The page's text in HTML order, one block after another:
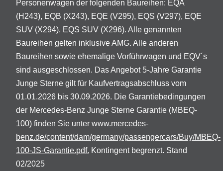
Personenwagen der folgenden Baureihen: EQA
(H243), EQB (X243), EQE (V295), EQS (V297), EQE
SUV (X294), EQS SUV (X296). Alle genannten
Baureihen gelten inklusive AMG. Alle anderen
Baureihen sowie ehemalige Vorführwagen und EQV´s
sind ausgeschlossen. Das Angebot 5-Jahre Garantie
Junge Sterne gilt für Kaufvertragsabschluss vom
01.01.2026 bis 30.09.2026. Die Garantiebedingungen
der Mercedes-Benz Junge Sterne Garantie (MBEQ-
100) finden Sie unter www.mercedes-
benz.de/content/dam/germany/passengercars/Buy/MBEQ-
100-JS-Garantie.pdf. Kontingent begrenzt. Stand
02/2025